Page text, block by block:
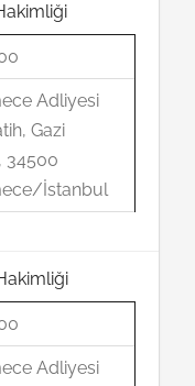
Adliyesi
Gazi
34500
İstanbul
Adliyesi